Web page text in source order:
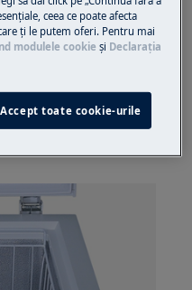
de siguranță
ceea ce poate afecta
ţi le putem oferi. Pentru mai
modulele cookie și Declaraţia
Accept toate cookie-urile